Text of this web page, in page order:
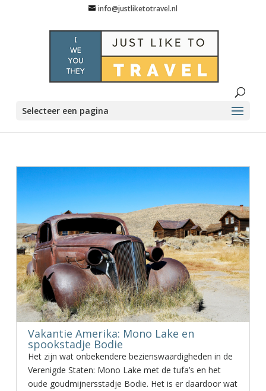
info@justliketotravel.nl
Selecteer een pagina
Vakantie Amerika: Mono Lake en
spookstadje Bodie
Het zijn wat onbekendere bezienswaardigheden in de
Verenigde Staten: Mono Lake met de tufa’s en het
oude goudmijnersstadje Bodie. Het is er daardoor wat